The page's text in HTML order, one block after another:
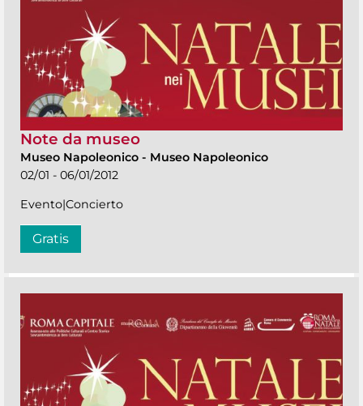
Note da museo
Museo Napoleonico - Museo Napoleonico
02/01 - 06/01/2012
Evento|Concierto
Gratis